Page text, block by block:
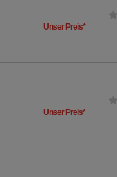
Unser Preis*
Unser Preis*